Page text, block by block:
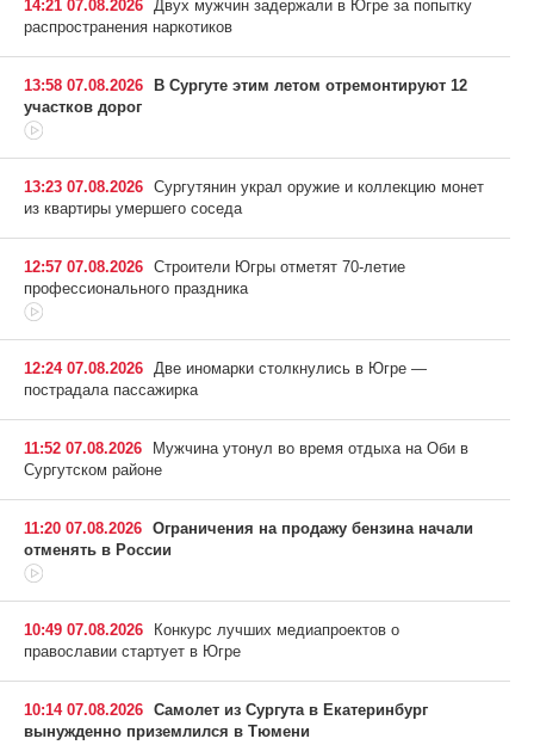
14:21 07.08.2026
Двух мужчин задержали в Югре за попытку
распространения наркотиков
13:58 07.08.2026 В Сургуте этим летом отремонтируют 12
участков дорог
13:23 07.08.2026 Сургутянин украл оружие и коллекцию монет
из квартиры умершего соседа
12:57 07.08.2026 Строители Югры отметят 70-летие
профессионального праздника
12:24 07.08.2026
Две иномарки столкнулись в Югре —
пострадала пассажирка
11:52 07.08.2026
Мужчина утонул во время отдыха на Оби в
Сургутском районе
11:20 07.08.2026 Ограничения на продажу бензина начали
отменять в России
10:49 07.08.2026
Конкурс лучших медиапроектов о
православии стартует в Югре
10:14 07.08.2026 Самолет из Сургута в Екатеринбург
вынужденно приземлился в Тюмени